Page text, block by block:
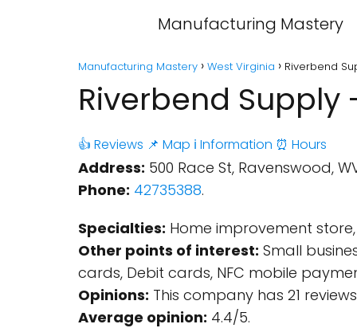
Manufacturing Mastery
Manufacturing Mastery West Virginia Riverbend
Riverbend
👍 Reviews 📌 Map ℹ️ Information ⏰ Hours
Address: 500 Race St, Ravenswood,
Phone: 42735388.
Specialties: Home improvement
Other points of interest: Small
cards, Debit cards, NFC mobile
Opinions: This company has 21
Average opinion: 4.4/5.